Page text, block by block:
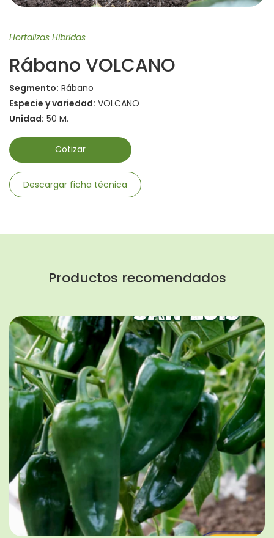
Hortalizas Híbridas
Rábano VOLCANO
Segmento: Rábano
Especie y variedad: VOLCANO
Unidad: 50 M.
Cotizar
Descargar ficha técnica
Productos recomendados